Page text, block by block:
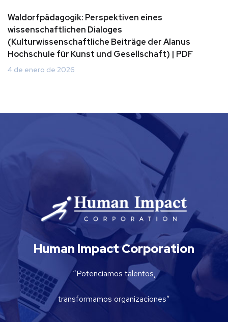
Waldorfpädagogik: Perspektiven eines
wissenschaftlichen Dialoges
(Kulturwissenschaftliche Beiträge der Alanus
Hochschule für Kunst und Gesellschaft) | PDF
4 de enero de 2026
Human Impact Corporation
“Potenciamos talentos,
transformamos organizaciones”